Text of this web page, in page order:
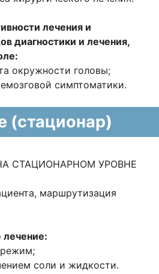
лечения и
диагностики и лечения,
окружности головы;
симптоматики.
(стационар)
СТАЦИОНАРНОМ УРОВНЕ
маршрутизация
соли и жидкости.